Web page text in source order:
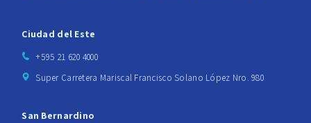
Ciudad del Este
+595 21 620 4000
Super Carretera Mariscal Francisco Solano López Nro. 980
San Bernardino